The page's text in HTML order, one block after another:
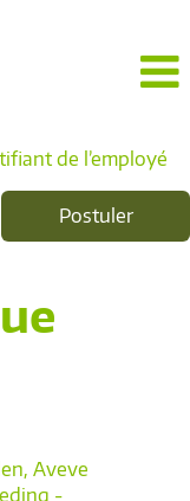
de l’employé
Postuler
Aveve
-